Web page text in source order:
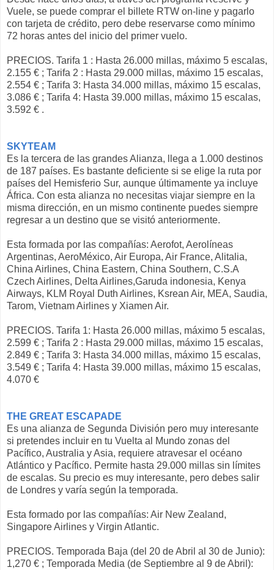
Vuele, se puede comprar el billete RTW on-line y pagarlo
con tarjeta de crédito, pero debe reservarse como mínimo
72 horas antes del inicio del primer vuelo.
PRECIOS. Tarifa 1 : Hasta 26.000 millas, máximo 5 escalas,
2.155 € ; Tarifa 2 : Hasta 29.000 millas, máximo 15 escalas,
2.554 € ; Tarifa 3: Hasta 34.000 millas, máximo 15 escalas,
3.086 € ; Tarifa 4: Hasta 39.000 millas, máximo 15 escalas,
3.592 € .
SKYTEAM
Es la tercera de las grandes Alianza, llega a 1.000 destinos
de 187 países. Es bastante deficiente si se elige la ruta por
países del Hemisferio Sur, aunque últimamente ya incluye
África. Con esta alianza no necesitas viajar siempre en la
misma dirección, en un mismo continente puedes siempre
regresar a un destino que se visitó anteriormente.
Esta formada por las compañías: Aerofot, Aerolíneas
Argentinas, AeroMéxico, Air Europa, Air France, Alitalia,
China Airlines, China Eastern, China Southern, C.S.A
Czech Airlines, Delta Airlines,Garuda indonesia, Kenya
Airways, KLM Royal Duth Airlines, Ksrean Air, MEA, Saudia,
Tarom, Vietnam Airlines y Xiamen Air.
PRECIOS. Tarifa 1: Hasta 26.000 millas, máximo 5 escalas,
2.599 € ; Tarifa 2 : Hasta 29.000 millas, máximo 15 escalas,
2.849 € ; Tarifa 3: Hasta 34.000 millas, máximo 15 escalas,
3.549 € ; Tarifa 4: Hasta 39.000 millas, máximo 15 escalas,
4.070 €
THE GREAT ESCAPADE
Es una alianza de Segunda División pero muy interesante
si pretendes incluir en tu Vuelta al Mundo zonas del
Pacífico, Australia y Asia, requiere atravesar el océano
Atlántico y Pacífico. Permite hasta 29.000 millas sin límites
de escalas. Su precio es muy interesante, pero debes salir
de Londres y varía según la temporada.
Esta formado por las compañías: Air New Zealand,
Singapore Airlines y Virgin Atlantic.
PRECIOS. Temporada Baja (del 20 de Abril al 30 de Junio):
1,270 € ; Temporada Media (de Septiembre al 9 de Abril):